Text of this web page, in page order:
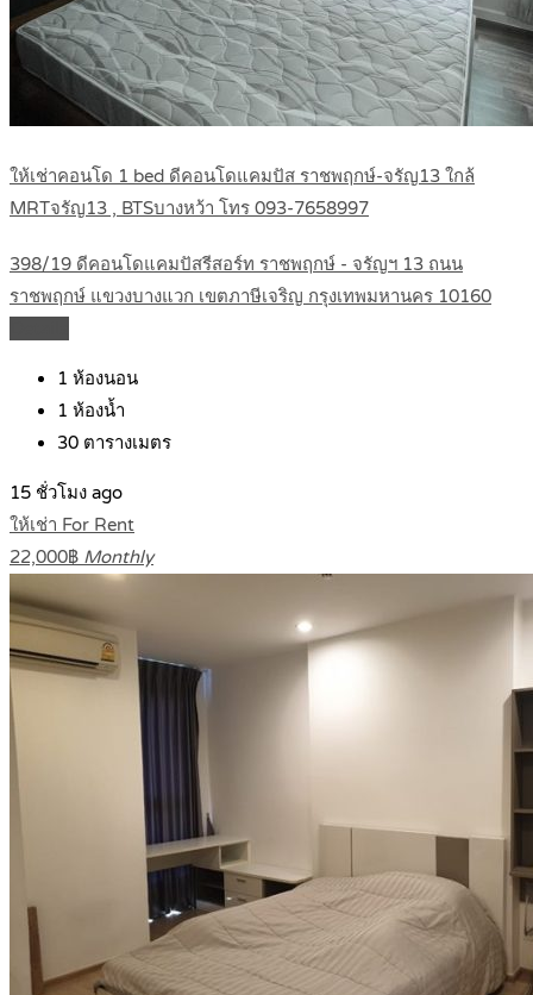
ให้เช่าคอนโด 1 bed ดีคอนโดแคมปัส ราชพฤกษ์-จรัญ13 ใกล้
MRTจรัญ13 , BTSบางหว้า โทร 093-7658997
398/19 ดีคอนโดแคมปัสรีสอร์ท ราชพฤกษ์ - จรัญฯ 13 ถนน
ราชพฤกษ์ แขวงบางแวก เขตภาษีเจริญ กรุงเทพมหานคร 10160
1 ห้องนอน
1 ห้องน้ำ
30 ตารางเมตร
15 ชั่วโมง ago
ให้เช่า For Rent
22,000฿ Monthly